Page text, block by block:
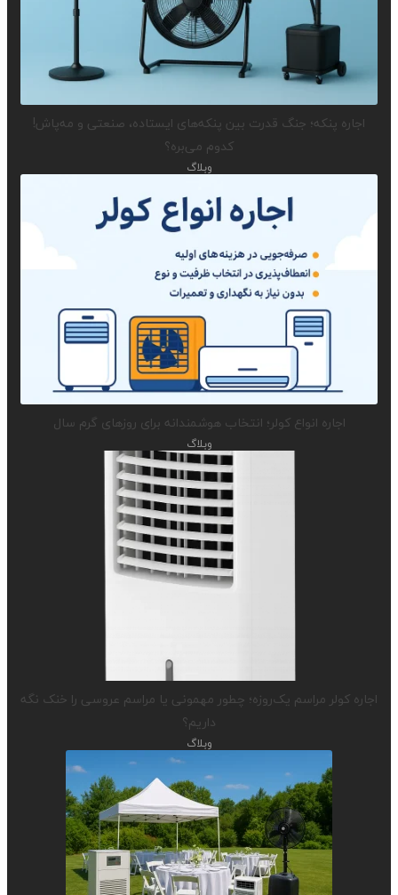
اجاره پنکه؛ جنگ قدرت بین پنکه‌های ایستاده، صنعتی و مه‌پاش!
کدوم می‌بره؟
وبلاگ
اجاره انواع کولر؛ انتخاب هوشمندانه برای روزهای گرم سال
وبلاگ
اجاره کولر مراسم یک‌روزه؛ چطور مهمونی یا مراسم عروسی را خنک نگه
داریم؟
وبلاگ